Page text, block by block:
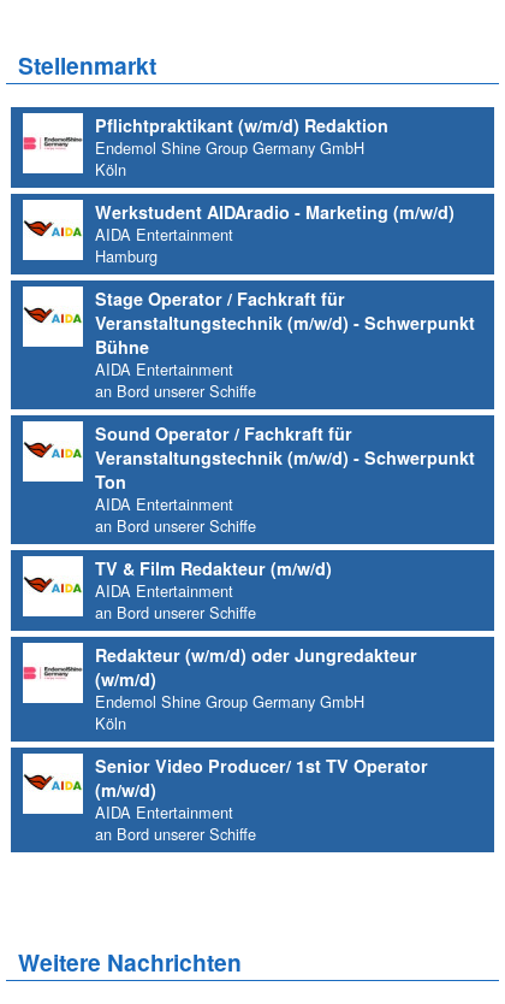
Stellenmarkt
Pflichtpraktikant (w/m/d) Redaktion
Endemol Shine Group Germany GmbH
Köln
Werkstudent AIDAradio - Marketing (m/w/d)
AIDA Entertainment
Hamburg
Stage Operator / Fachkraft für
Veranstaltungstechnik (m/w/d) - Schwerpunkt
Bühne
AIDA Entertainment
an Bord unserer Schiffe
Sound Operator / Fachkraft für
Veranstaltungstechnik (m/w/d) - Schwerpunkt
Ton
AIDA Entertainment
an Bord unserer Schiffe
TV & Film Redakteur (m/w/d)
AIDA Entertainment
an Bord unserer Schiffe
Redakteur (w/m/d) oder Jungredakteur
(w/m/d)
Endemol Shine Group Germany GmbH
Köln
Senior Video Producer/ 1st TV Operator
(m/w/d)
AIDA Entertainment
an Bord unserer Schiffe
Weitere Nachrichten